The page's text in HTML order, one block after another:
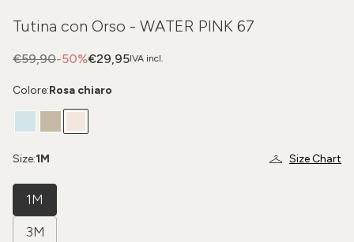
Tutina con Orso - WATER PINK 67
IVA incl.
-50%
€59,90 €29,95
Colore:Rosa chiaro
Size Chart
Size:1M
1M
3M